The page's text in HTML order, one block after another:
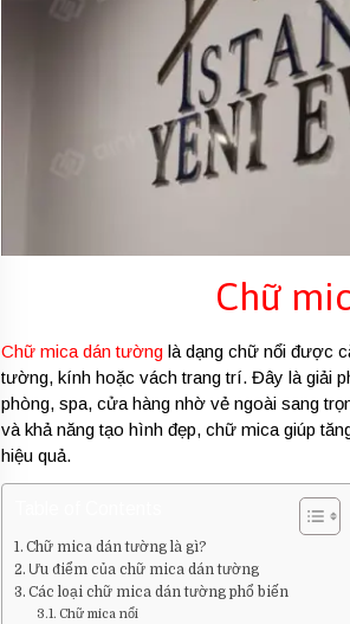
Chữ
Chữmicadántường làdạngchữnổiđược
tường,kínhhoặcváchtrangtrí.Đâylàgiải
phòng,spa,cửahàng nhờvẻngoàisang
vàkhảnăngtạohìnhđẹp,chữmicagiúp
hiệuquả.
Chữ mica dán tường là gì?
Ưu điểm của chữ mica dán tường
Các loại chữ mica dán tường phổ biến
Chữ mica nổi